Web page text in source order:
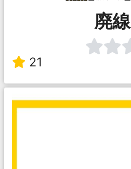
廃線
21